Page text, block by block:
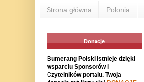
Strona główna Polonia
Donacje
Bumerang Polski istnieje dzięki
wsparciu Sponsorów i
Czytelników portalu. Twoja